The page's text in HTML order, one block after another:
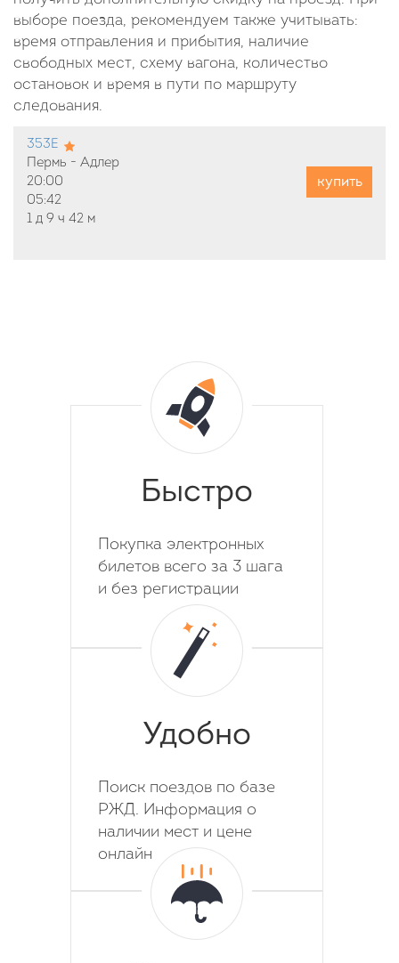
выборе поезда, рекомендуем также учитывать:
время отправления и прибытия, наличие
свободных мест, схему вагона, количество
остановок и время в пути по маршруту
следования.
353Е
Пермь - Адлер
20:00
05:42
1 д 9 ч 42 м
купить
Быстро
Покупка электронных
билетов всего за 3 шага
и без регистрации
Удобно
Поиск поездов по базе
РЖД. Информация о
наличии мест и цене
онлайн